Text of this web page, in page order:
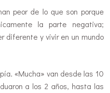
peor de lo que son porque
la parte negativa;
diferente y vivir en un mundo
«Mucha» van desde las 10
a los 2 años, hasta las